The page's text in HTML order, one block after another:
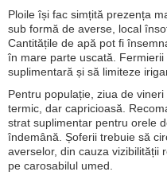
Ploile își fac simțită prezența
sub formă de averse, local
Cantitățile de apă pot fi
în mare parte uscată.
suplimentară și să limiteze
Pentru populație, ziua de
termic, dar capricioasă.
strat suplimentar pentru orele
îndemână. Șoferii trebuie să
averselor, din cauza vizibilității
pe carosabilul umed.